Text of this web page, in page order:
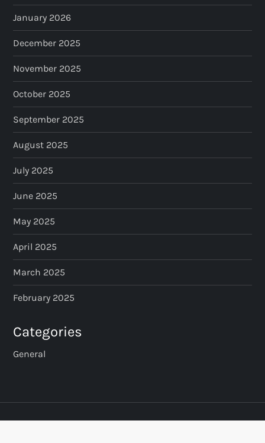
January 2026
December 2025
November 2025
October 2025
September 2025
August 2025
July 2025
June 2025
May 2025
April 2025
March 2025
February 2025
Categories
General